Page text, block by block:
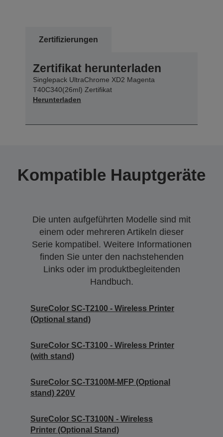
Zertifizierungen
Zertifikat herunterladen
Singlepack UltraChrome XD2 Magenta
T40C340(26ml) Zertifikat
Herunterladen
Kompatible Hauptgeräte
Die unten aufgeführten Modelle sind mit
einem oder mehreren Artikeln dieser
Serie kompatibel. Weitere Informationen
finden Sie unter den nachstehenden
Links oder im produktbegleitenden
Handbuch.
SureColor SC-T2100 - Wireless Printer
(Optional stand)
SureColor SC-T3100 - Wireless Printer
(with stand)
SureColor SC-T3100M-MFP (Optional
stand) 220V
SureColor SC-T3100N - Wireless
Printer (Optional Stand)